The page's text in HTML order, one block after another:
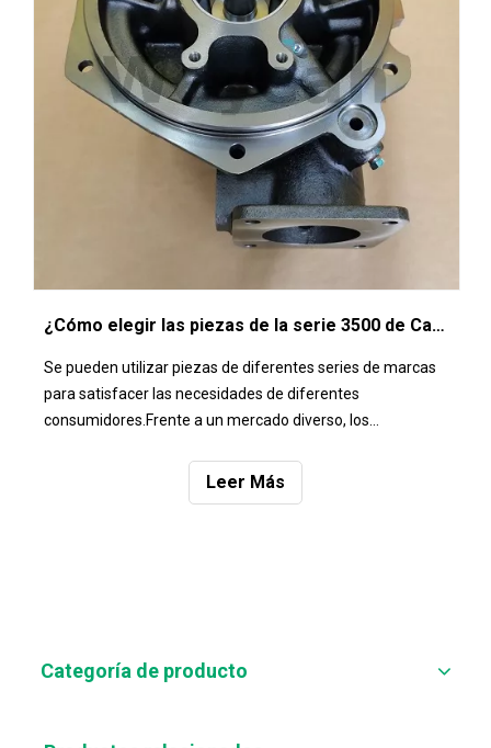
¿Cómo elegir las piezas de la serie 3500 de Caterpillar?
Se pueden utilizar piezas de diferentes series de marcas
para satisfacer las necesidades de diferentes
consumidores.Frente a un mercado diverso, los
momento.Entonces, ¿cómo deberían los consumidores
elegir las piezas de la serie 3500 de Caterpillar? Este es el
Leer Más
Categoría de producto